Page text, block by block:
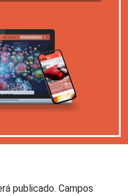
publicado. Campos